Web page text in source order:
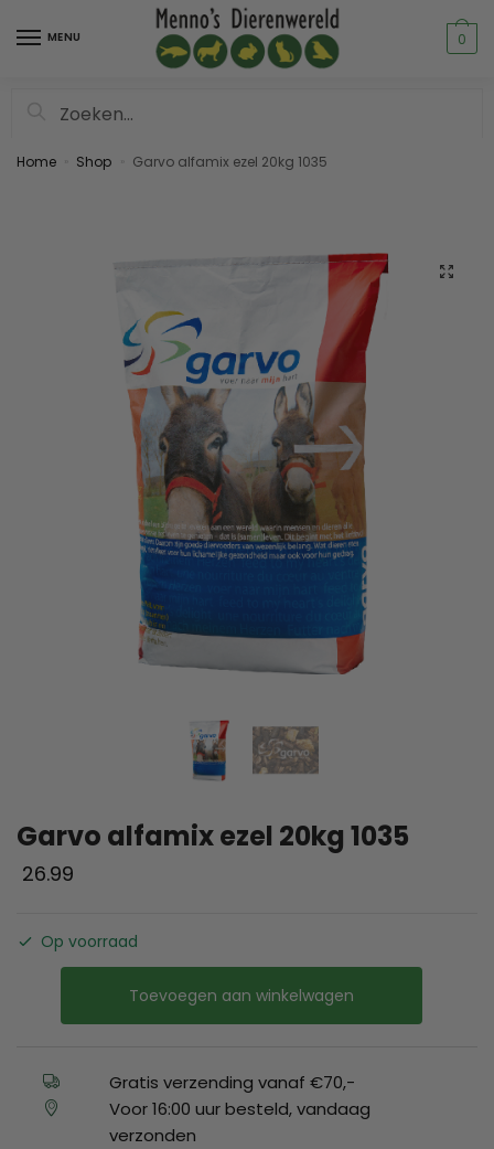
MENU 0
Home Shop Garvo alfamix ezel 20kg 1035
Garvo alfamix ezel 20kg 1035
26.99
Op voorraad
Toevoegen aan winkelwagen
Gratis verzending vanaf €70,-
Voor 16:00 uur besteld, vandaag
verzonden